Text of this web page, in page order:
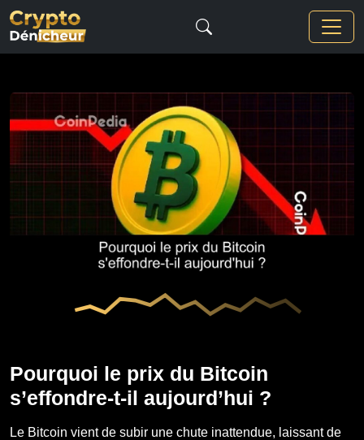
Pourquoi le prix du Bitcoin
s’effondre-t-il aujourd’hui ?
Le Bitcoin vient de subir une chute inattendue, laissant de